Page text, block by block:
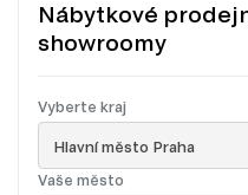
Nábytkové
showroomy
Vyberte kraj
Hlavní město Praha
Vaše město